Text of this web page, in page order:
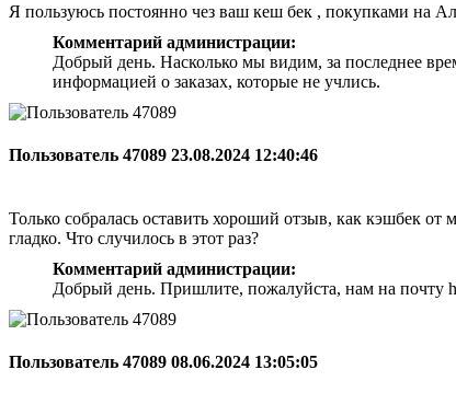
Я пользуюсь постоянно чез ваш кеш бек , покупками на
Комментарий администрации:
Добрый день. Насколько мы видим, за последнее
информацией о заказах, которые не учлись.
Пользователь 47089 23.08.2024 12:40:46
Только собралась оставить хороший отзыв, как кэшбек
гладко. Что случилось в этот раз?
Комментарий администрации:
Добрый день. Пришлите, пожалуйста, нам на почту
Пользователь 47089 08.06.2024 13:05:05